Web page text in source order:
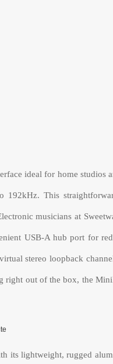
ideal for home studios
192kHz. This
musicians at
USB-A hub port for
stereo loopback
right out of the box, the
its lightweight, rugged